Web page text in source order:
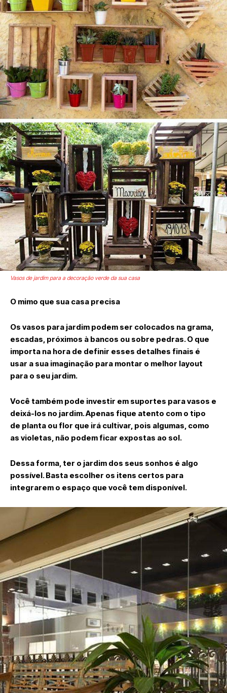
Vasos de jardim para a decoração verde da sua casa
O mimo que sua casa precisa
Os vasos para jardim podem ser colocados na grama,
escadas, próximos à bancos ou sobre pedras. O que
importa na hora de definir esses detalhes finais é
usar a sua imaginação para montar o melhor layout
para o seu jardim.
Você também pode investir em suportes para vasos e
deixá-los no jardim. Apenas fique atento com o tipo
de planta ou flor que irá cultivar, pois algumas, como
as violetas, não podem ficar expostas ao sol.
Dessa forma, ter o jardim dos seus sonhos é algo
possível. Basta escolher os itens certos para
integrarem o espaço que você tem disponível.